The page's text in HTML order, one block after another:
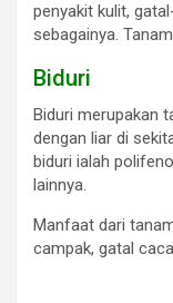
penyakit kulit,
sebagainya.
Biduri
Biduri merupakan
dengan liar di
biduri ialah
lainnya.
Manfaat dari
campak, gatal